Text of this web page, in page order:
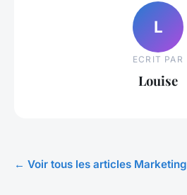
L
ECRIT PAR
Louise
← Voir tous les articles Marketing